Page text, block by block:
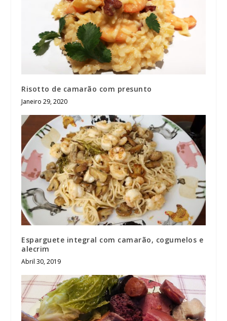
Risotto de camarão com presunto
Janeiro 29, 2020
Esparguete integral com camarão, cogumelos e
alecrim
Abril 30, 2019